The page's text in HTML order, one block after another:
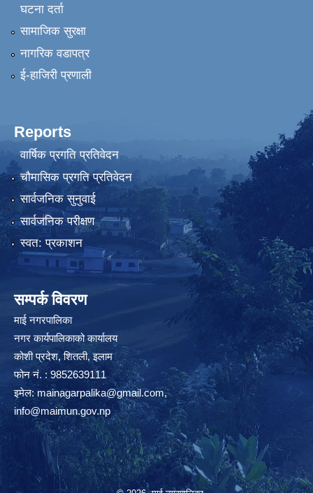
घटना दर्ता
सामाजिक सुरक्षा
नागरिक वडापत्र
ई-हाजिरी प्रणाली
Reports
वार्षिक प्रगति प्रतिवेदन
चौमासिक प्रगति प्रतिवेदन
सार्वजनिक सुनुवाई
सार्वजनिक परीक्षण
स्वत: प्रकाशन
सम्पर्क विवरण
माई नगरपालिका
नगर कार्यपालिकाको कार्यालय
कोशी प्रदेश, शितली, इलाम
फोन नं. : 9852639111
इमेल:mainagarpalika@gmail.com,
info@maimun.gov.np